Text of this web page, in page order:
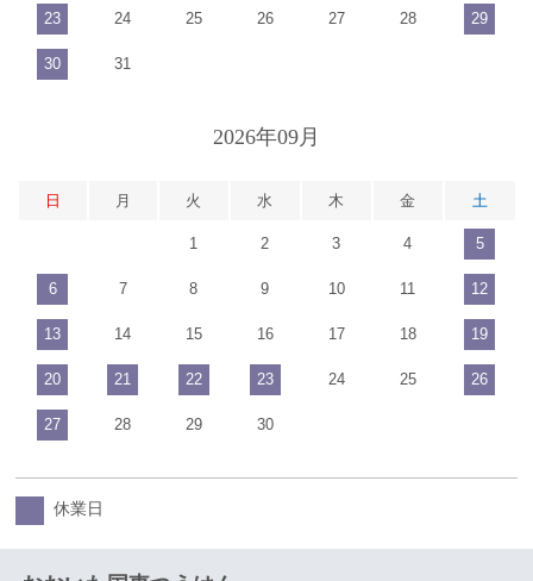
23 24 25 26 27 28 29
30 31
2026年09月
日 月 火 水 木 金 土
1 2 3 4 5
6 7 8 9 10 11 12
13 14 15 16 17 18 19
20 21 22 23 24 25 26
27 28 29 30
休業日